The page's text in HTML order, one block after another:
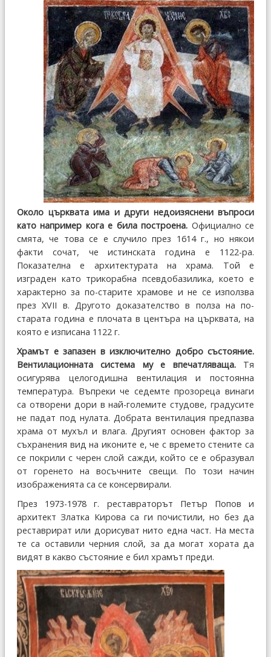
Около църквата има и други недоизяснени въпроси
като например кога е била построена. Официално се
смята, че това се е случило през 1614 г., но някои
факти сочат, че истинската година е 1122-ра.
Показателна е архитектурата на храма. Той е
изграден като трикорабна псевдобазилика, което е
характерно за по-старите храмове и не се използва
през XVII в. Другото доказателство в полза на по-
старата година е плочата в центъра на църквата, на
която е изписана 1122 г.
Храмът е запазен в изключително добро състояние.
Вентилационната система му е впечатляваща.Тя
осигурява целогодишна вентилация и постоянна
температура. Въпреки че седемте прозореца винаги
са отворени дори в най-големите студове, градусите
не падат под нулата. Добрата вентилация предпазва
храма от мухъл и влага. Другият основен фактор за
съхранения вид на иконите е, че с времето стените са
се покрили с черен слой сажди, който се е образувал
от горенето на восъчните свещи. По този начин
изображенията са се консервирали.
През 1973-1978 г. реставраторът Петър Попов и
архитект Златка Кирова са ги почистили, но без да
реставрират или дорисуват нито една част. На места
те са оставили черния слой, за да могат хората да
видят в какво състояние е бил храмът преди.